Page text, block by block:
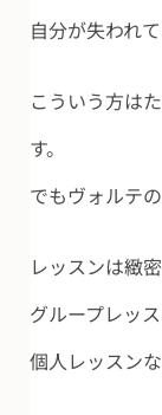
自分が失われ
こういう方は
す。
でもヴォルテ
レッスンは緻
グループレッ
個人レッスン